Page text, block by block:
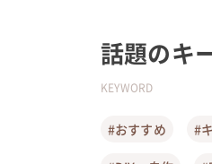
話題のキ
KEYWORD
#おすすめ #